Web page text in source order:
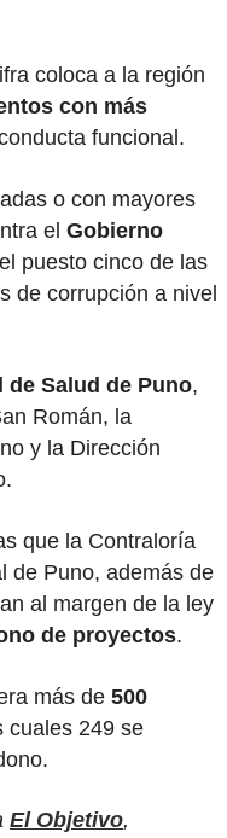
coloca a la región
con más
funcional.
o con mayores
el Gobierno
puesto cinco de las
de corrupción a nivel
de Salud de Puno,
Román, la
y la Dirección
que la Contraloría
de Puno, además de
al margen de la ley
de proyectos.
más de 500
cuales 249 se
El Objetivo,